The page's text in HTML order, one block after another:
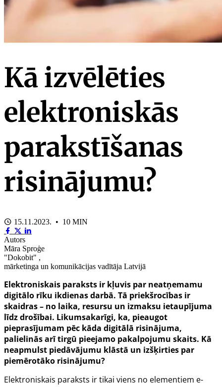
Kā izvēlēties
elektroniskās
parakstīšanas
risinājumu?
15.11.2023. • 10 MIN
Autors
Māra Sproģe
"Dokobit" ,
mārketinga un komunikācijas vadītāja Latvijā
Elektroniskais paraksts ir kļuvis par neatņemamu
digitālo rīku ikdienas darbā. Tā priekšrocības ir
skaidras – no laika, resursu un izmaksu ietaupījuma
līdz drošībai. Likumsakarīgi, ka, pieaugot
pieprasījumam pēc kāda digitālā risinājuma,
palielinās arī tirgū pieejamo pakalpojumu skaits. Kā
neapmulst piedāvājumu klāstā un izšķirties par
piemērotāko risinājumu?
Elektroniskais paraksts ir tikai viens no elementiem e-